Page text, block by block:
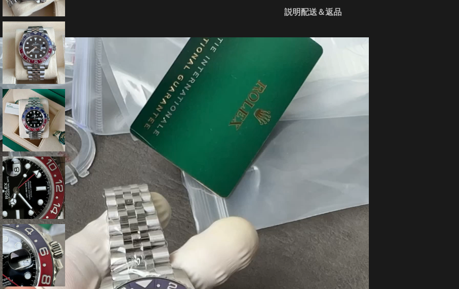
説明配送＆返品